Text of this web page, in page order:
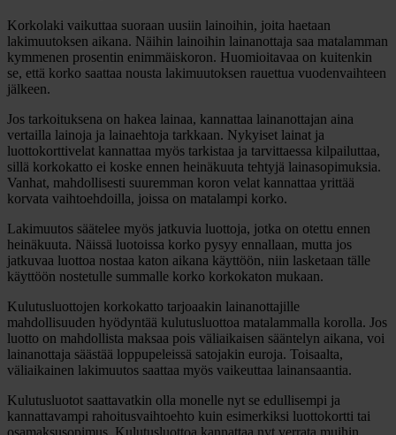
Korkolaki vaikuttaa suoraan uusiin lainoihin, joita haetaan
lakimuutoksen aikana. Näihin lainoihin lainanottaja saa matalamman
kymmenen prosentin enimmäiskoron. Huomioitavaa on kuitenkin
se, että korko saattaa nousta lakimuutoksen rauettua vuodenvaihteen
jälkeen.
Jos tarkoituksena on hakea lainaa, kannattaa lainanottajan aina
vertailla lainoja ja lainaehtoja tarkkaan. Nykyiset lainat ja
luottokorttivelat kannattaa myös tarkistaa ja tarvittaessa kilpailuttaa,
sillä korkokatto ei koske ennen heinäkuuta tehtyjä lainasopimuksia.
Vanhat, mahdollisesti suuremman koron velat kannattaa yrittää
korvata vaihtoehdoilla, joissa on matalampi korko.
Lakimuutos säätelee myös jatkuvia luottoja, jotka on otettu ennen
heinäkuuta. Näissä luotoissa korko pysyy ennallaan, mutta jos
jatkuvaa luottoa nostaa katon aikana käyttöön, niin lasketaan tälle
käyttöön nostetulle summalle korko korkokaton mukaan.
Kulutusluottojen korkokatto tarjoaakin lainanottajille
mahdollisuuden hyödyntää kulutusluottoa matalammalla korolla. Jos
luotto on mahdollista maksaa pois väliaikaisen sääntelyn aikana, voi
lainanottaja säästää loppupeleissä satojakin euroja. Toisaalta,
väliaikainen lakimuutos saattaa myös vaikeuttaa lainansaantia.
Kulutusluotot saattavatkin olla monelle nyt se edullisempi ja
kannattavampi rahoitusvaihtoehto kuin esimerkiksi luottokortti tai
osamaksusopimus. Kulutusluottoa kannattaa nyt verrata muihin